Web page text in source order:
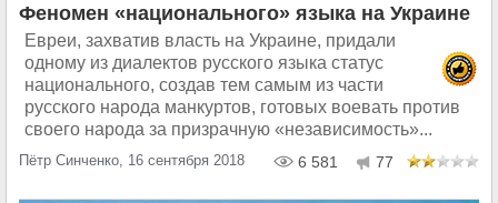
Феномен «национального» языка на Украине
Евреи, захватив власть на Украине, придали
одному из диалектов русского языка статус
национального, создав тем самым из части
русского народа манкуртов, готовых воевать против
своего народа за призрачную «независимость»...
Пётр Синченко, 16 сентября 2018 6 581 77